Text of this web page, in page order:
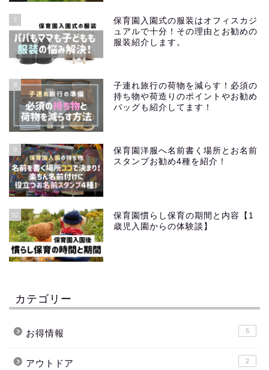
7
保育園入園式の服装はオフィスカジ
ュアルで十分！その理由とお勧めの
服装紹介します。
8
子連れ旅行の荷物を減らす！必須の
持ち物や荷造りのポイントやお勧め
バッグも紹介してます！
9
保育園洋服へ名前書く場所とお名前
スタンプお勧め4種を紹介！
10
保育園慣らし保育の期間と内容【1
歳児入園からの体験談】
カテゴリー
お得情報 5
アウトドア 2